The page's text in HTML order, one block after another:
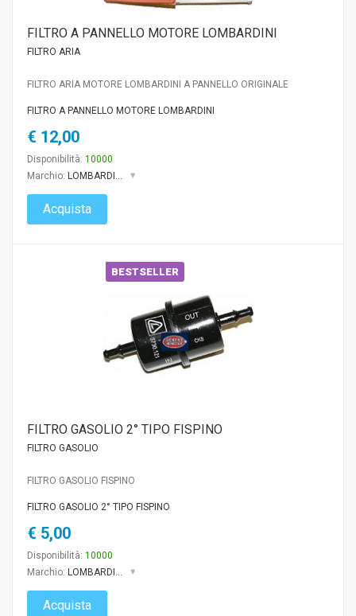
FILTRO A PANNELLO MOTORE LOMBARDINI
FILTRO ARIA
FILTRO ARIA MOTORE LOMBARDINI A PANNELLO ORIGINALE
FILTRO A PANNELLO MOTORE LOMBARDINI
€ 12,00
Disponibilità: 10000
Marchio:
Acquista
BESTSELLER
FILTRO GASOLIO 2° TIPO FISPINO
FILTRO GASOLIO
FILTRO GASOLIO FISPINO
FILTRO GASOLIO 2° TIPO FISPINO
€ 5,00
Disponibilità: 10000
Marchio:
Acquista